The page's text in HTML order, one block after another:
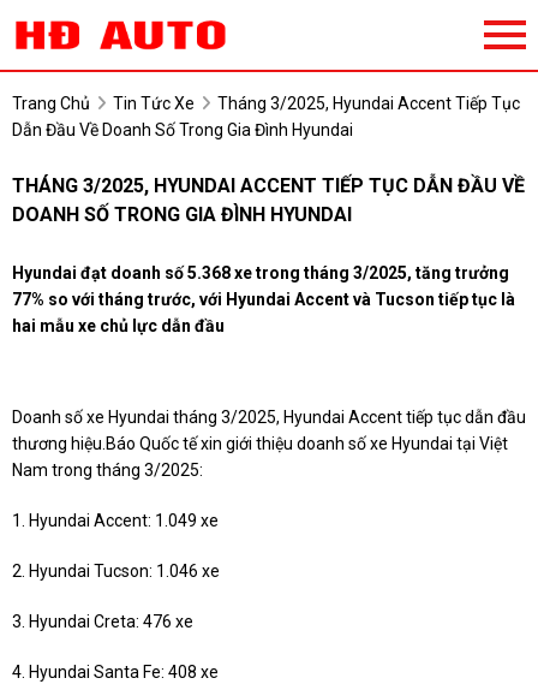
Trang Chủ Tin Tức Xe
Tháng 3/2025, Hyundai Accent Tiếp Tục
Dẫn Đầu Về Doanh Số Trong Gia Đình Hyundai
THÁNG 3/2025, HYUNDAI ACCENT TIẾP TỤC DẪN ĐẦU VỀ
DOANH SỐ TRONG GIA ĐÌNH HYUNDAI
Hyundai đạt doanh số 5.368 xe trong tháng 3/2025, tăng trưởng
77% so với tháng trước, với Hyundai Accent và Tucson tiếp tục là
hai mẫu xe chủ lực dẫn đầu
Doanh số xe Hyundai tháng 3/2025, Hyundai Accent tiếp tục dẫn đầu
thương hiệu.Báo Quốc tế xin giới thiệu doanh số xe Hyundai tại Việt
Nam trong tháng 3/2025:
1. Hyundai Accent: 1.049 xe
2. Hyundai Tucson: 1.046 xe
3. Hyundai Creta: 476 xe
4. Hyundai Santa Fe: 408 xe